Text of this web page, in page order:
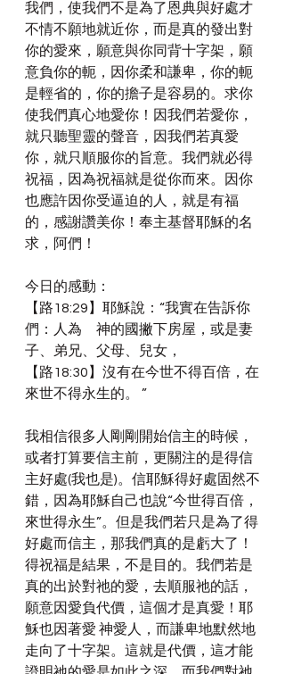
我們，使我們不是為了恩典與好處才
不情不願地就近你，而是真的發出對
你的愛來，願意與你同背十字架，願
意負你的軛，因你柔和謙卑，你的軛
是輕省的，你的擔子是容易的。求你
使我們真心地愛你！因我們若愛你，
就只聽聖靈的聲音，因我們若真愛
你，就只順服你的旨意。我們就必得
祝福，因為祝福就是從你而來。因你
也應許因你受逼迫的人，就是有福
的，感謝讚美你！奉主基督耶穌的名
求，阿們！
今日的感動：
【路18:29】耶穌說：“我實在告訴你
們：人為　神的國撇下房屋，或是妻
子、弟兄、父母、兒女，
【路18:30】沒有在今世不得百倍，在
來世不得永生的。 ”
我相信很多人剛剛開始信主的時候，
或者打算要信主前，更關注的是得信
主好處(我也是)。信耶穌得好處固然不
錯，因為耶穌自己也說“今世得百倍，
來世得永生”。但是我們若只是為了得
好處而信主，那我們真的是虧大了！
得祝福是結果，不是目的。我們若是
真的出於對祂的愛，去順服祂的話，
願意因愛負代價，這個才是真愛！耶
穌也因著愛 神愛人，而謙卑地默然地
走向了十字架。這就是代價，這才能